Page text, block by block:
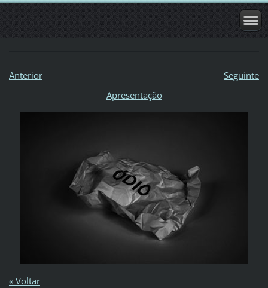
Anterior
Seguinte
Apresentação
« Voltar